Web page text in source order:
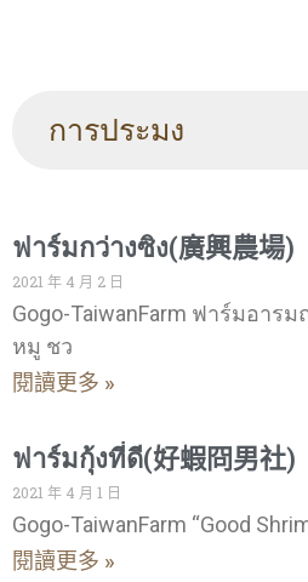
การประมง
ฟาร์มกว่างซิง(廣興農場)
2021 年 4 月 2 日
Gogo-TaiwanFarm ฟาร์มอาร
หมู ชว
閱讀更多 »
ฟาร์มกุ้งที่ดี(好蝦冏男社)
2021 年 4 月 1 日
Gogo-TaiwanFarm “Good
閱讀更多 »